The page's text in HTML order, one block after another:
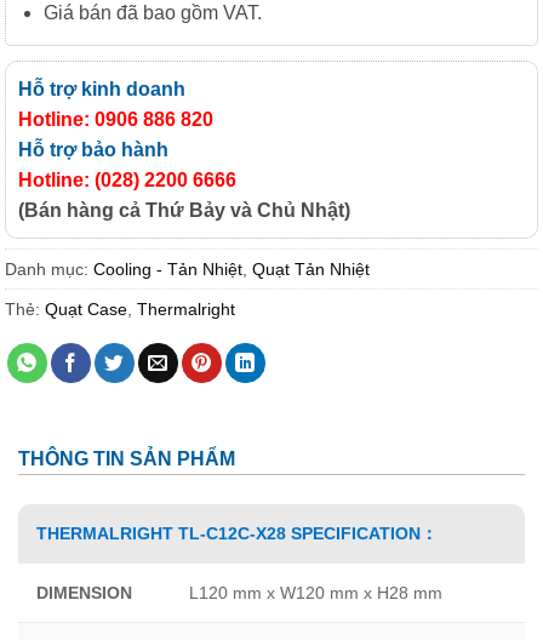
Giá bán đã bao gồm VAT.
Hỗ trợ kinh doanh
Hotline: 0906 886 820
Hỗ trợ bảo hành
Hotline: (028) 2200 6666
(Bán hàng cả Thứ Bảy và Chủ Nhật)
Danh mục: Cooling - Tản Nhiệt Quạt Tản Nhiệt
Thẻ: Quạt Case Thermalright
THÔNG TIN SẢN PHẨM
THERMALRIGHT TL-C12C-X28 SPECIFICATION：
DIMENSION L120 mm x W120 mm x H28 mm